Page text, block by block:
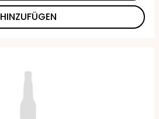
HINZUFÜGEN